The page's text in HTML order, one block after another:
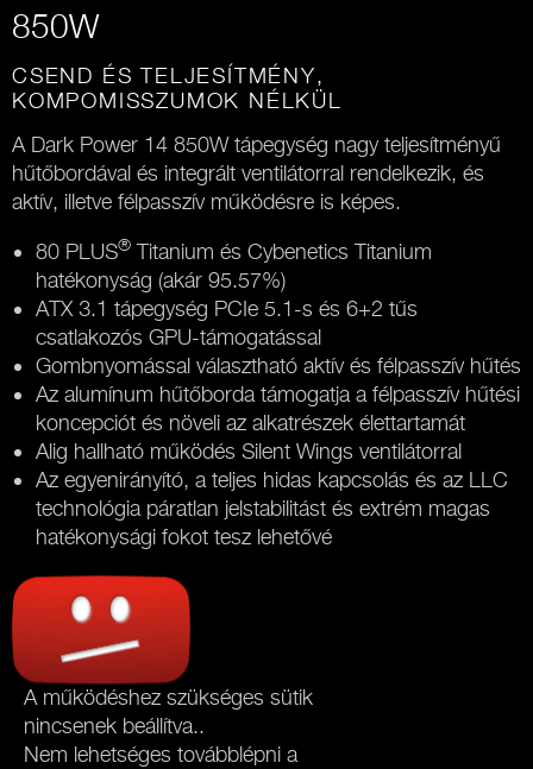
850W
CSEND ÉS TELJESÍTMÉNY,
KOMPOMISSZUMOK NÉLKÜL
A Dark Power 14 850W tápegység nagy teljesítményű
hűtőbordával és integrált ventilátorral rendelkezik, és
aktív, illetve félpasszív működésre is képes.
80 PLUS® Titanium és Cybenetics Titanium
hatékonyság (akár 95.57%)
ATX 3.1 tápegység PCIe 5.1-s és 6+2 tűs
csatlakozós GPU-támogatással
Gombnyomással választható aktív és félpasszív hűtés
Az alumínum hűtőborda támogatja a félpasszív hűtési
koncepciót és növeli az alkatrészek élettartamát
Alig hallható működés Silent Wings ventilátorral
Az egyenirányító, a teljes hidas kapcsolás és az LLC
technológia páratlan jelstabilitást és extrém magas
hatékonysági fokot tesz lehetővé
A működéshez szükséges sütik
nincsenek beállítva..
Nem lehetséges továbblépni a